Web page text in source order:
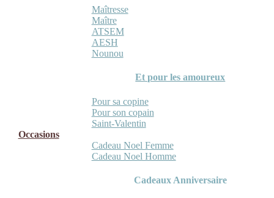
Maîtresse
Maître
ATSEM
AESH
Nounou
Et pour les amoureux
Pour sa copine
Pour son copain
Saint-Valentin
Occasions
Cadeau Noel Femme
Cadeau Noel Homme
Cadeaux Anniversaire